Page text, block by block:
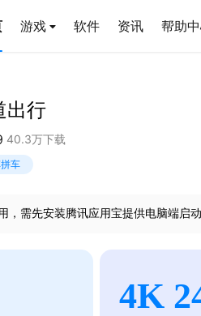
游戏 软件 资讯 帮助
出行
40.3万下载
车
，需先安装腾讯应用宝提供电脑端启
4K